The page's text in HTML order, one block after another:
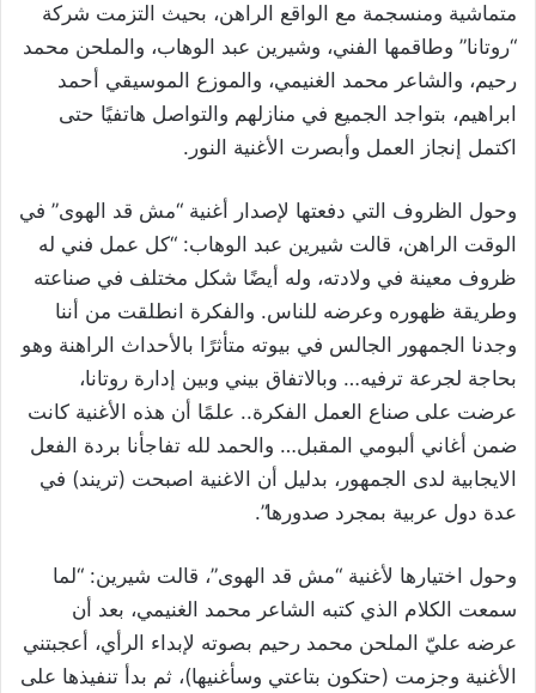
متماشية ومنسجمة مع الواقع الراهن، بحيث التزمت شركة
“روتانا” وطاقمها الفني، وشيرين عبد الوهاب، والملحن محمد
رحيم، والشاعر محمد الغنيمي، والموزع الموسيقي أحمد
ابراهيم، بتواجد الجميع في منازلهم والتواصل هاتفيًا حتى
اكتمل إنجاز العمل وأبصرت الأغنية النور.
وحول الظروف التي دفعتها لإصدار أغنية “مش قد الهوى” في
الوقت الراهن، قالت شيرين عبد الوهاب: “كل عمل فني له
ظروف معينة في ولادته، وله أيضًا شكل مختلف في صناعته
وطريقة ظهوره وعرضه للناس. والفكرة انطلقت من أننا
وجدنا الجمهور الجالس في بيوته متأثرًا بالأحداث الراهنة وهو
بحاجة لجرعة ترفيه… وبالاتفاق بيني وبين إدارة روتانا،
عرضت على صناع العمل الفكرة.. علمًا أن هذه الأغنية كانت
ضمن أغاني ألبومي المقبل… والحمد لله تفاجأنا بردة الفعل
الايجابية لدى الجمهور، بدليل أن الاغنية اصبحت (تريند) في
عدة دول عربية بمجرد صدورها”.
وحول اختيارها لأغنية “مش قد الهوى”، قالت شيرين: “لما
سمعت الكلام الذي كتبه الشاعر محمد الغنيمي، بعد أن
عرضه عليّ الملحن محمد رحيم بصوته لإبداء الرأي، أعجبتني
الأغنية وجزمت (حتكون بتاعتي وسأغنيها)، ثم بدأ تنفيذها على